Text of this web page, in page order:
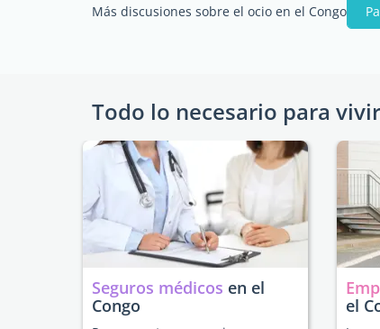
Más discusiones sobre el ocio en el Congo
Todo lo necesario para
Seguros médicos en el
Congo
el